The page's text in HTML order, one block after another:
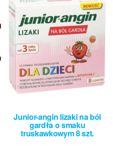
Junior-angin lizaki na ból
gardła o smaku
truskawkowym 8 szt.